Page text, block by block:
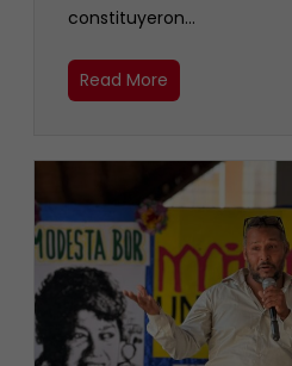
constituyeron…
Read More